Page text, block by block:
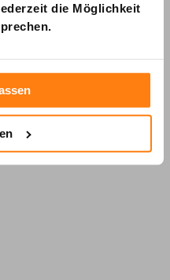
die Möglichkeit
GmbH
6-14